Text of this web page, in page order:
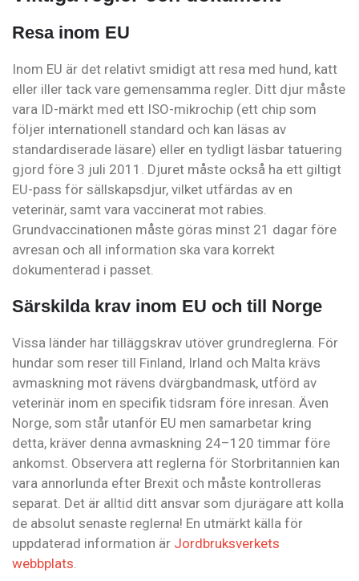
Resa inom EU
Inom EU är det relativt smidigt att resa med hund, katt
eller iller tack vare gemensamma regler. Ditt djur måste
vara ID-märkt med ett ISO-mikrochip (ett chip som
följer internationell standard och kan läsas av
standardiserade läsare) eller en tydligt läsbar tatuering
gjord före 3 juli 2011. Djuret måste också ha ett giltigt
EU-pass för sällskapsdjur, vilket utfärdas av en
veterinär, samt vara vaccinerat mot rabies.
Grundvaccinationen måste göras minst 21 dagar före
avresan och all information ska vara korrekt
dokumenterad i passet.
Särskilda krav inom EU och till Norge
Vissa länder har tilläggskrav utöver grundreglerna. För
hundar som reser till Finland, Irland och Malta krävs
avmaskning mot rävens dvärgbandmask, utförd av
veterinär inom en specifik tidsram före inresan. Även
Norge, som står utanför EU men samarbetar kring
detta, kräver denna avmaskning 24–120 timmar före
ankomst. Observera att reglerna för Storbritannien kan
vara annorlunda efter Brexit och måste kontrolleras
separat. Det är alltid ditt ansvar som djurägare att kolla
de absolut senaste reglerna! En utmärkt källa för
uppdaterad information är Jordbruksverkets
webbplats.